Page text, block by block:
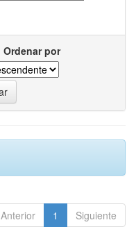
Ordenar por
Anterior 1 Siguiente